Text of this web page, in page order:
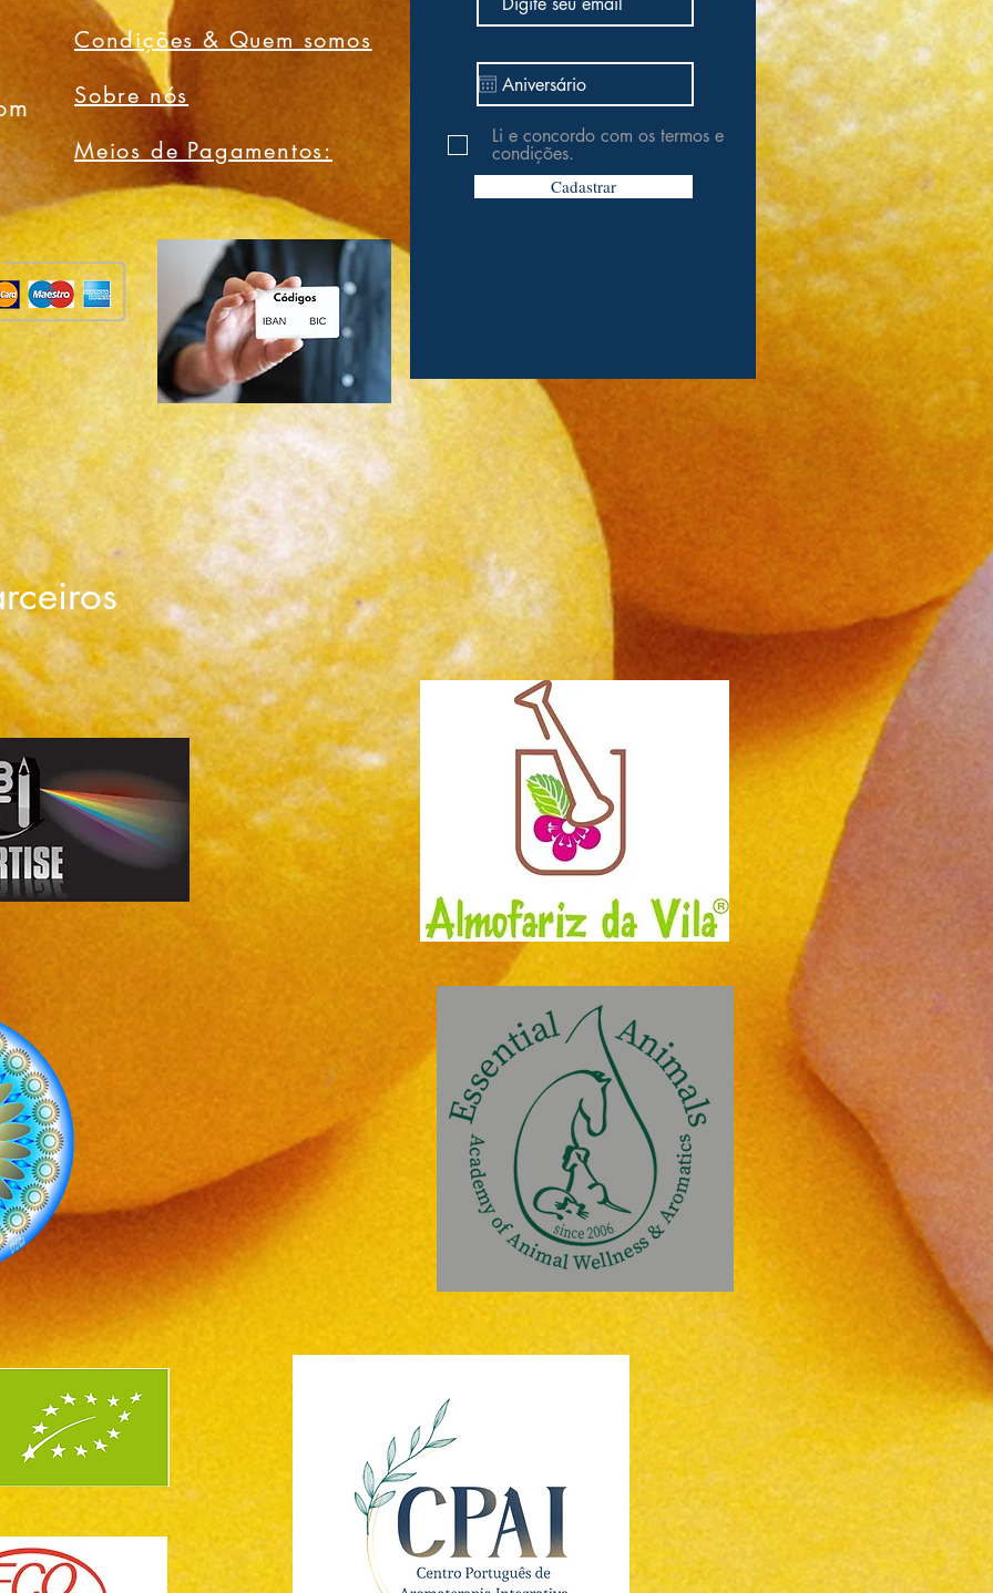
Condições & Quem somos
Sobre nós
Meios de Pagamentos:
Li e concordo com os termos e
condições.
Cadastrar